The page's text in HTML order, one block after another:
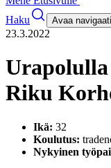
Haku
Avaa
23.3.2022
Riku
Ikä: 32
Koulutus:
Nykyinen